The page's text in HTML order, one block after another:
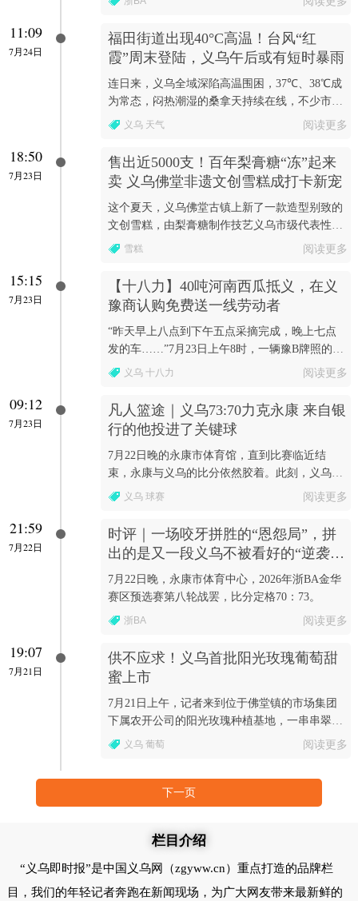
福田街道出现40°C高温！台风“红
霞”周末登陆，义乌午后或有短时暴雨
连日来，义乌全域深陷高温围困，37℃、38℃成
为常态，闷热潮湿的桑拿天持续在线，不少市民
期盼台风抵达驱散热浪。
义乌 天气 阅读更多
11:09
7月24日
售出近5000支！百年梨膏糖“冻”起来
卖 义乌佛堂非遗文创雪糕成打卡新宠
这个夏天，义乌佛堂古镇上新了一款造型别致的
文创雪糕，由梨膏糖制作技艺义乌市级代表性传
承人贾江英(宏妈)创新推出。
雪糕 阅读更多
18:50
7月23日
【十八力】40吨河南西瓜抵义，在义
豫商认购免费送一线劳动者
“昨天早上八点到下午五点采摘完成，晚上七点
发的车……”7月23日上午8时，一辆豫B牌照的货
车缓缓驶入义乌市河南商会门口。
义乌 十八力 阅读更多
15:15
7月23日
凡人篮途｜义乌73:70力克永康 来自银
行的他投进了关键球
7月22日晚的永康市体育馆，直到比赛临近结
束，永康与义乌的比分依然胶着。此刻，义乌队
77号球员李金科正站在罚球点上。
义乌 球赛 阅读更多
09:12
7月23日
时评｜一场咬牙拼胜的“恩怨局”，拼
出的是又一段义乌不被看好的“逆袭
路”
7月22日晚，永康市体育中心，2026年浙BA金华
赛区预选赛第八轮战罢，比分定格70：73。
浙BA 阅读更多
21:59
7月22日
供不应求！义乌首批阳光玫瑰葡萄甜
蜜上市
7月21日上午，记者来到位于佛堂镇的市场集团
下属农开公司的阳光玫瑰种植基地，一串串翠绿
饱满、晶莹剔透的葡萄挂满枝头，清甜果香弥漫
义乌 葡萄 阅读更多
19:07
7月21日
下一页
栏目介绍
“义乌即时报”是中国义乌网（zgyww.cn）重点打造的品牌栏
目，我们的年轻记者奔跑在新闻现场，为广大网友带来最新鲜的